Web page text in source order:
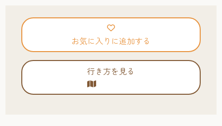
お気に入りに追加する
行き方を見る